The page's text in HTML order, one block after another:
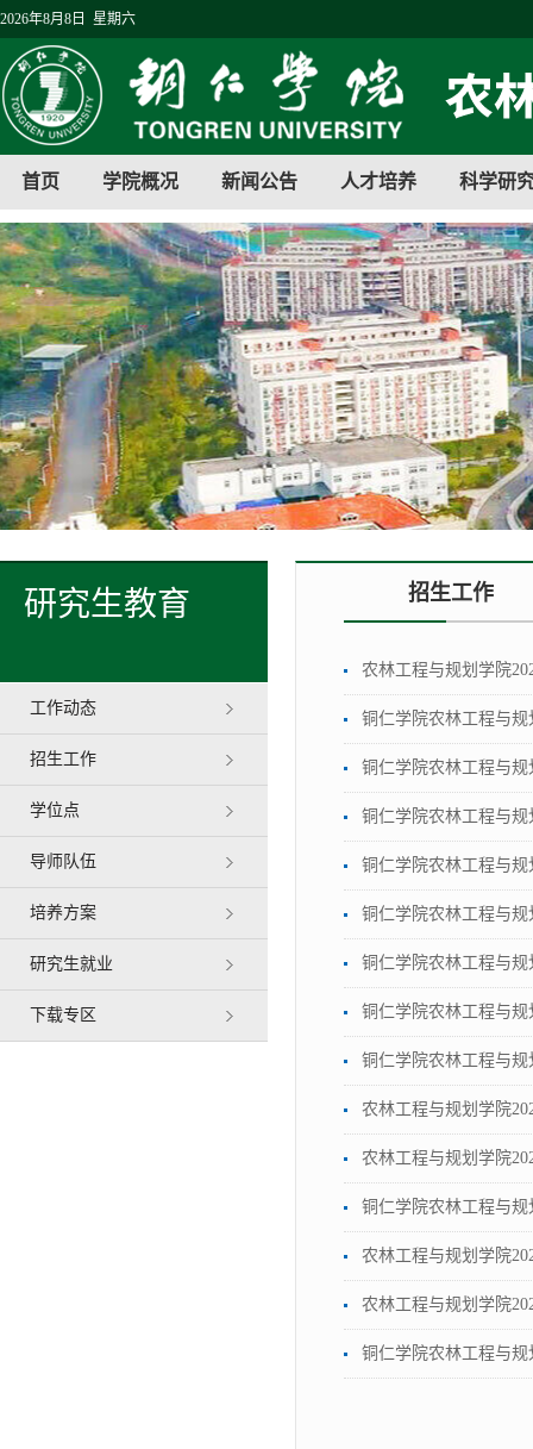
2026年8月8日 星期六
首页 学院概况 新闻公告 人才培养 科学研
研究生教育
工作动态
招生工作
学位点
导师队伍
培养方案
研究生就业
下载专区
招生工作
农林工程与规划学院
铜仁学院农林工程与
铜仁学院农林工程与
铜仁学院农林工程与
铜仁学院农林工程与
铜仁学院农林工程与
铜仁学院农林工程与
铜仁学院农林工程与
铜仁学院农林工程与
农林工程与规划学院
农林工程与规划学院
铜仁学院农林工程与
农林工程与规划学院
农林工程与规划学院
铜仁学院农林工程与